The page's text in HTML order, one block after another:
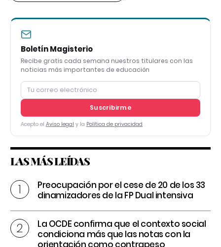
Boletín Magisterio
Recibe gratis cada semana nuestros titulares con las
noticias más importantes de educación
Suscribirme
Acepto el Aviso legal y la Política de privacidad
LAS MÁS LEÍDAS
Preocupación por el cese de 20 de los 33
dinamizadores de la FP Dual intensiva
La OCDE confirma que el contexto social
condiciona más que las notas con la
orientación como contrapeso